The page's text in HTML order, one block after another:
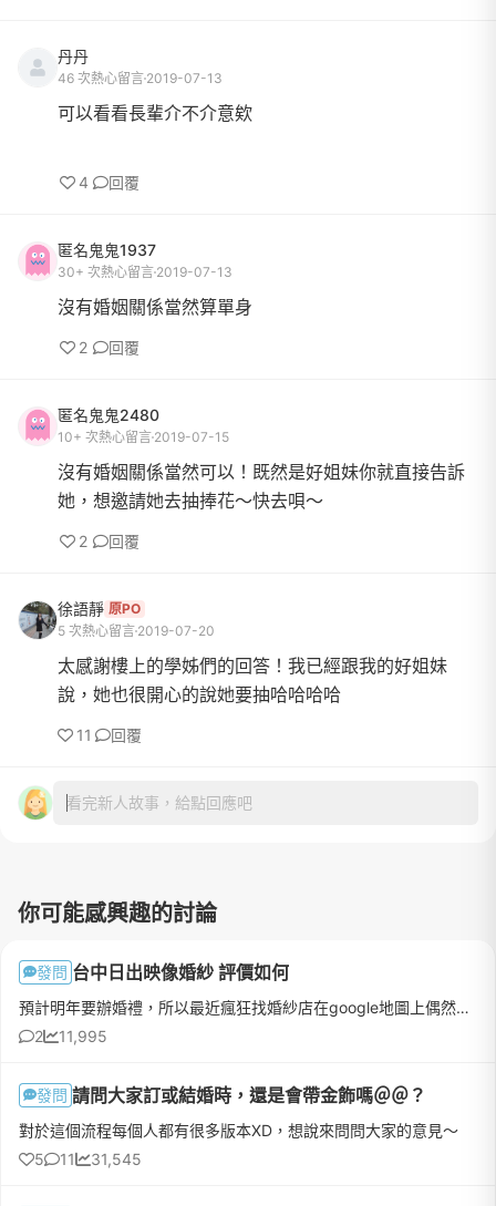
丹丹
46 次熱心留言 2019-07-13
可以看看長輩介不介意欸
4 回覆
匿名鬼鬼1937
30+ 次熱心留言 2019-07-13
沒有婚姻關係當然算單身
2 回覆
匿名鬼鬼2480
10+ 次熱心留言 2019-07-15
沒有婚姻關係當然可以！既然是好姐妹你就直接告訴
她，想邀請她去抽捧花～快去唄～
2 回覆
徐語靜 原PO
5 次熱心留言 2019-07-20
太感謝樓上的學姊們的回答！我已經跟我的好姐妹
說，她也很開心的說她要抽哈哈哈哈
11 回覆
看完新人故事，給點回應吧
你可能感興趣的討論
發問 台中日出映像婚紗 評價如何
預計明年要辦婚禮，所以最近瘋狂找婚紗店在google地圖上偶然發現一間離家不遠的婚紗攝影工作室 叫日出映像雖然評論不多，但幾乎都寫得很多很詳細，主要說日出映像的檔案會全給、諮詢舒服自在、不會強硬推銷、價格透...
2
11,995
發問 請問大家訂或結婚時，還是會帶金飾嗎＠＠？
對於這個流程每個人都有很多版本XD，想說來問問大家的意見～
5
11 31,545